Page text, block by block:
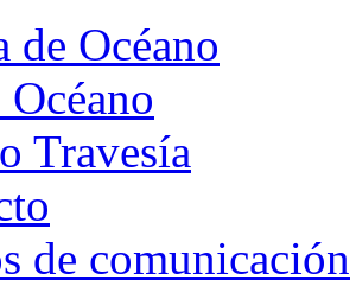
de Océano
Travesía
de comunicación